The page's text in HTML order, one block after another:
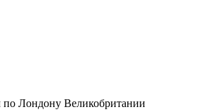
по Лондону Великобритании